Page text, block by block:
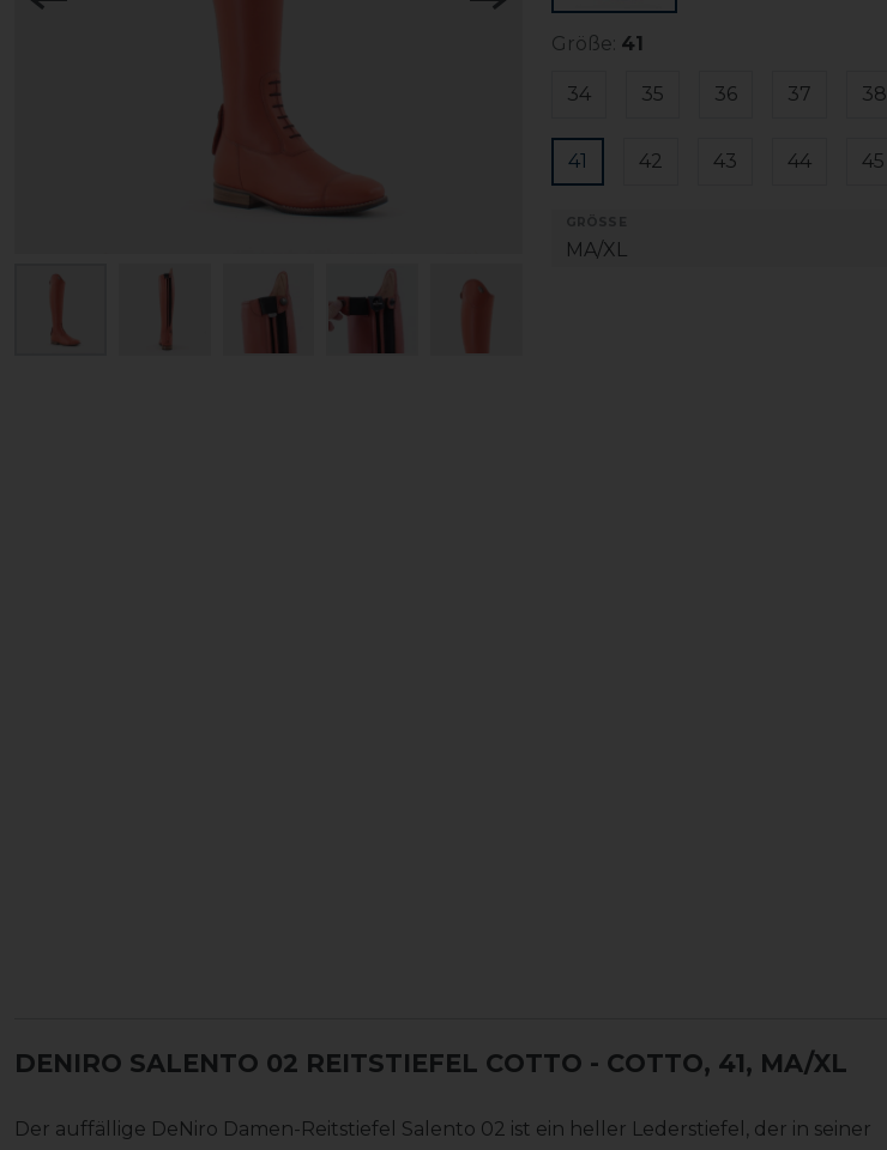
Größe: 41
34 35 36 37 38
41 42 43 44 45
DENIRO SALENTO 02 REITSTIEFEL COTTO - COTTO, 41, MA/XL
Der auffällige DeNiro Damen-Reitstiefel Salento 02 ist ein heller Lederstiefel, der in seiner